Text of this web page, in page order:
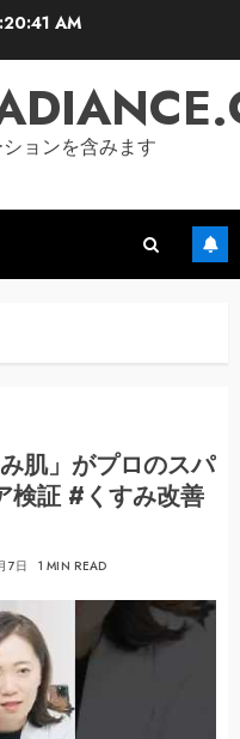
AM
ョンを含みます
肌」がプロのスパ
証 #くすみ改善
7日 1 MIN READ